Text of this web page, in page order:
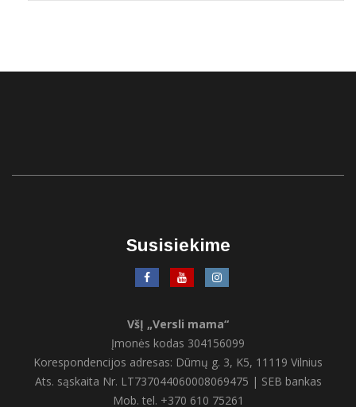
Susisiekime
VšĮ „Versli mama“
Įmonės kodas 304156099
Korespondencijos adresas: Dūmų g. 3, K5, 11119 Vilnius
Ats. sąskaita Nr. LT737044060008069475 | SEB bankas
Mob. tel. +370 610 75261